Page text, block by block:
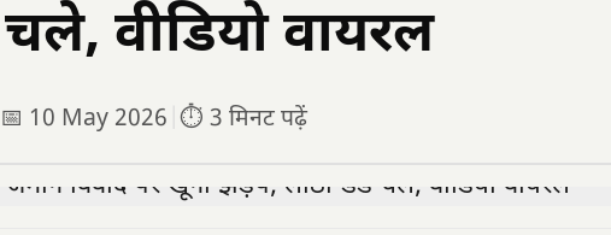
वीडियो वायरल
📅 10 May 2026 ⏱️ 3 मिनट पढ़ें